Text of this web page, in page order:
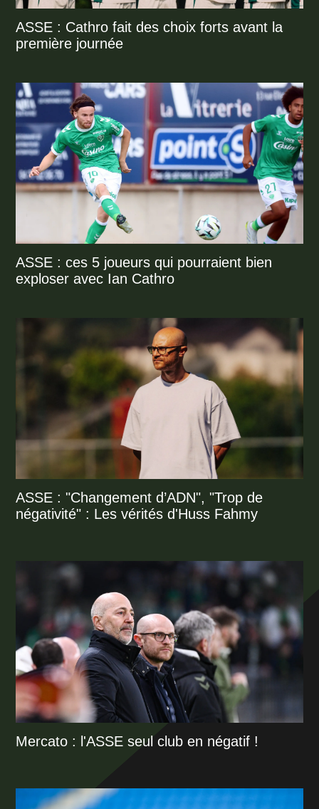
ASSE : Cathro fait des choix forts avant la
première journée
ASSE : ces 5 joueurs qui pourraient bien
exploser avec Ian Cathro
ASSE : "Changement d’ADN", "Trop de
négativité" : Les vérités d'Huss Fahmy
Mercato : l'ASSE seul club en négatif !